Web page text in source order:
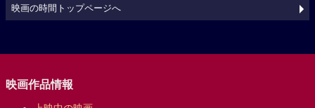
映画の時間トップページへ
映画作品情報